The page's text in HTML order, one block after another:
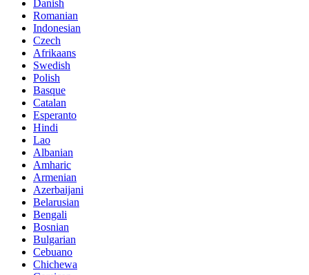
Danish
Romanian
Indonesian
Czech
Afrikaans
Swedish
Polish
Basque
Catalan
Esperanto
Hindi
Lao
Albanian
Amharic
Armenian
Azerbaijani
Belarusian
Bengali
Bosnian
Bulgarian
Cebuano
Chichewa